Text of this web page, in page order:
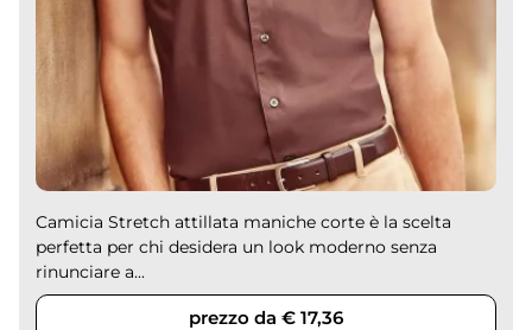
Camicia Stretch attillata maniche corte è la scelta
perfetta per chi desidera un look moderno senza
rinunciare a...
prezzo da € 17,36